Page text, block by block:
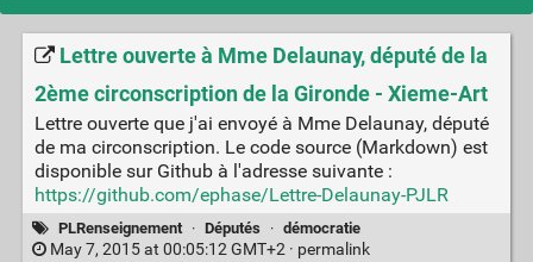
Lettre ouverte à Mme Delaunay, député de la
2ème circonscription de la Gironde - Xieme-Art
Lettre ouverte que j'ai envoyé à Mme Delaunay, député
de ma circonscription. Le code source (Markdown) est
disponible sur Github à l'adresse suivante :
https://github.com/ephase/Lettre-Delaunay-PJLR
PLRenseignement · Députés · démocratie
May 7, 2015 at 00:05:12 GMT+2 · permalink